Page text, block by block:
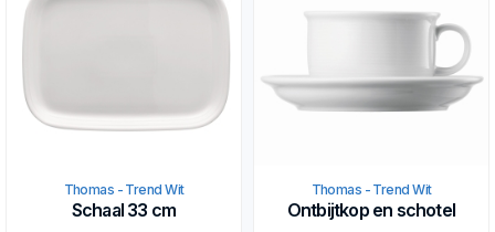
Thomas - Trend Wit
Schaal 33 cm
Thomas - Trend Wit
Ontbijtkop en schotel